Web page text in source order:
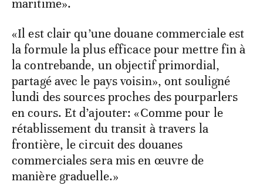
maritime».
«Il est clair qu’une douane commerciale est
la formule la plus efficace pour mettre fin à
la contrebande, un objectif primordial,
partagé avec le pays voisin», ont souligné
lundi des sources proches des pourparlers
en cours. Et d’ajouter: «Comme pour le
rétablissement du transit à travers la
frontière, le circuit des douanes
commerciales sera mis en œuvre de
manière graduelle.»